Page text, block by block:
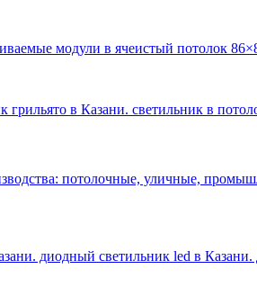
модули в ячеистый потолок
в Казани. светильник в
потолочные, уличные,
диодный светильник led в